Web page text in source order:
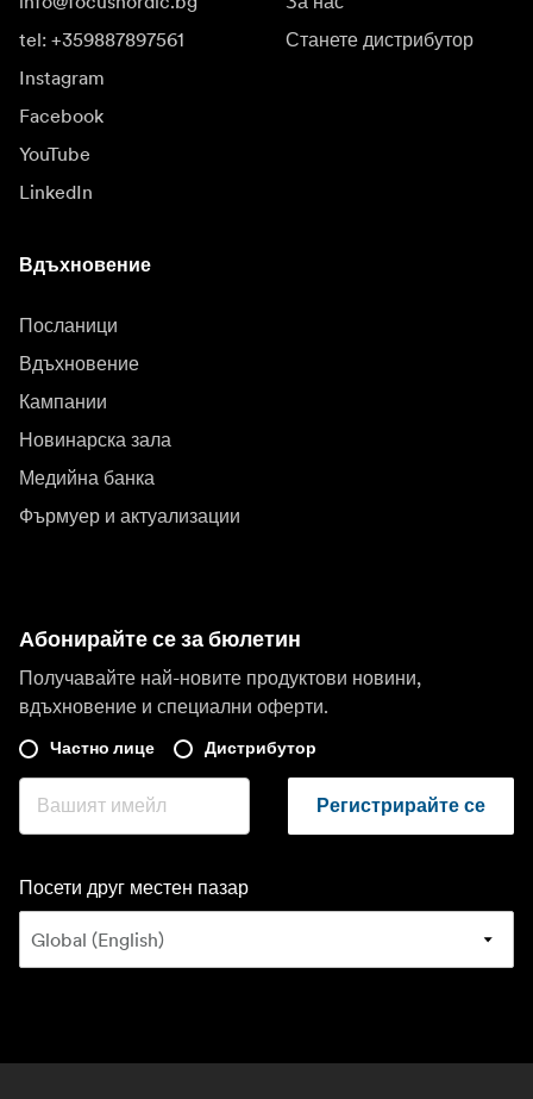
tel: +359887897561
Instagram
Facebook
YouTube
LinkedIn
Станете дистрибутор
Вдъхновение
Посланици
Вдъхновение
Кампании
Новинарска зала
Медийна банка
Фърмуер и актуализации
Абонирайте се за бюлетин
Получавайте най-новите продуктови новини,
вдъхновение и специални оферти.
Частно лице Дистрибутор
Регистрирайте се
Посети друг местен пазар